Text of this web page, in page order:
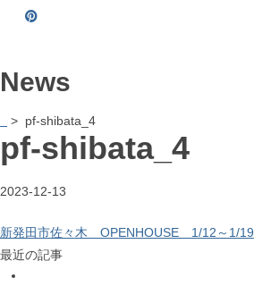
News
> pf-shibata_4
pf-shibata_4
2023-12-13
新発田市佐々木 OPENHOUSE 1/12～1/19
最近の記事